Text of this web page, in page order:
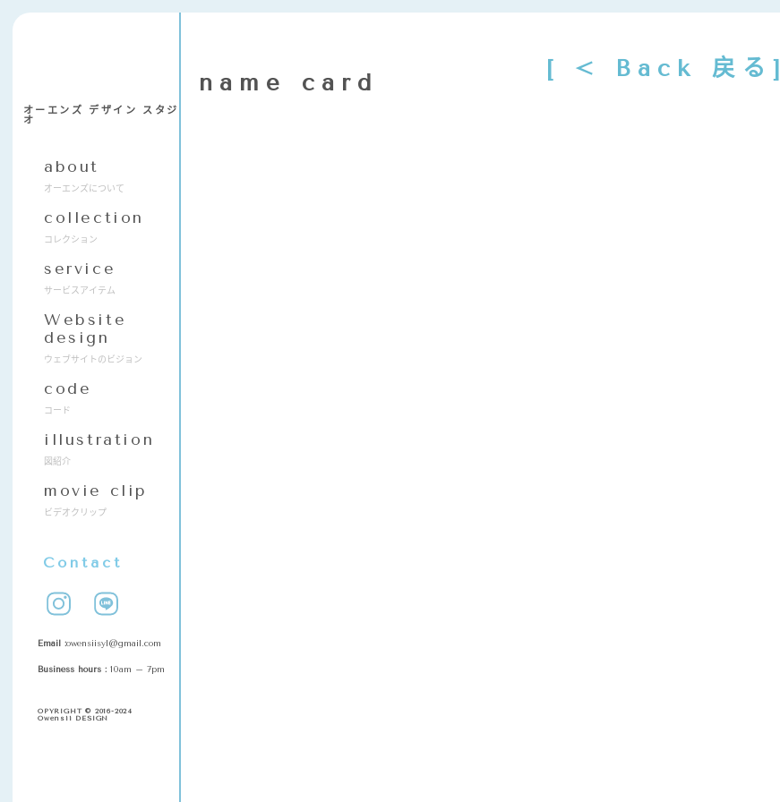
オーエンズ デザイン スタジ
オ
about
オーエンズについて
collection
コレクション
service
サービスアイテム
Website
design
ウェブサイトのビジョン
code
コード
illustration
図紹介
movie clip
ビデオクリップ
Contact
Email :owensiisyl@gmail.com
Business hours : 10am – 7pm
OPYRIGHT © 2016-2024
Owensii DESIGN
name card
[ < Back 戻る]
SCROLL